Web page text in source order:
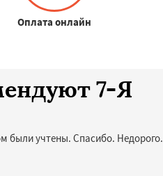
Оплата онлайн
7-Я
были учтены. Спасибо. Недорого.